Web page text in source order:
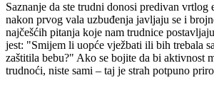
Saznanje da ste trudni donosi predivan
nakon prvog vala uzbuđenja javljaju se i
najčešćih pitanja koje nam trudnice
jest: "Smijem li uopće vježbati ili bih trebala
zaštitila bebu?" Ako se bojite da bi aktivnost
trudnoći, niste sami – taj je strah potpuno